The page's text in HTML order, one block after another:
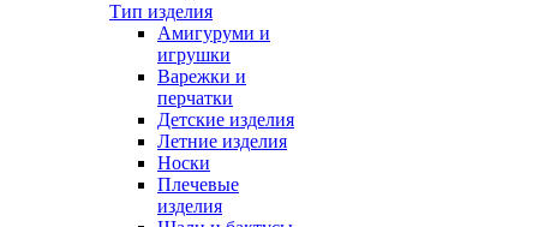
Тип изделия
Амигуруми и
игрушки
Варежки и
перчатки
Детские изделия
Летние изделия
Носки
Плечевые
изделия